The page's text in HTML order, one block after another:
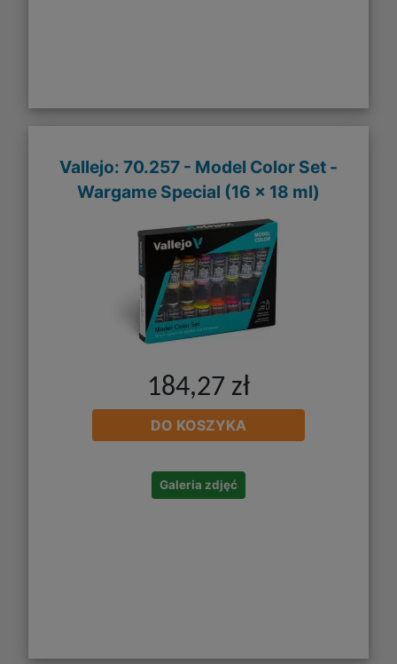
Vallejo: 70.257 - Model Color Set -
Wargame Special (16 x 18 ml)
184,27 zł
DO KOSZYKA
Galeria zdjęć